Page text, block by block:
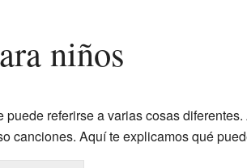
niños
referirse a varias cosas
canciones. Aquí te explicamos qué